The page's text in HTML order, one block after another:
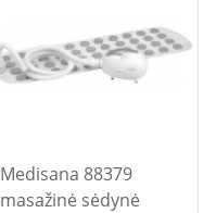
Medisana 88379
masažinė sėdynė